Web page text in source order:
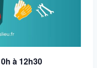
à 12h30